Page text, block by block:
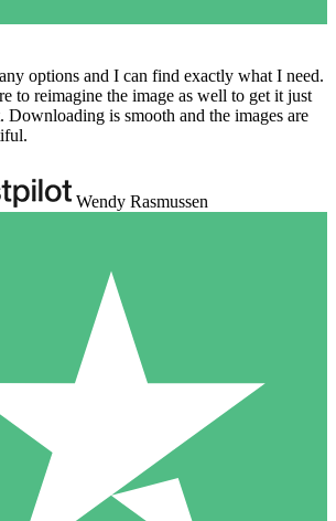
options and I can find exactly what I need.
to reimagine the image as well to get it just
Downloading is smooth and the images are
Wendy Rasmussen